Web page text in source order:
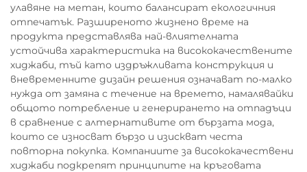
улавяне на метан, които балансират екологичния
отпечатък. Разширеното жизнено време на
продукта представлява най-влиятелната
устойчива характеристика на висококачествените
хиджаби, тъй като издръжливата конструкция и
вневременните дизайн решения означават по-малко
нужда от замяна с течение на времето, намалявайки
общото потребление и генерирането на отпадъци
в сравнение с алтернативите от бързата мода,
които се износват бързо и изискват честа
повторна покупка. Компаниите за висококачествени
хиджаби подкрепят принципите на кръговата